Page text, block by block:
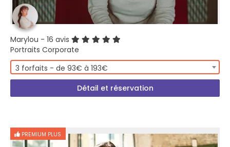
Marylou - 16 avis
Portraits Corporate
3 forfaits - de 93€ à 193€
Détail et réservation
PREMIUM PLUS